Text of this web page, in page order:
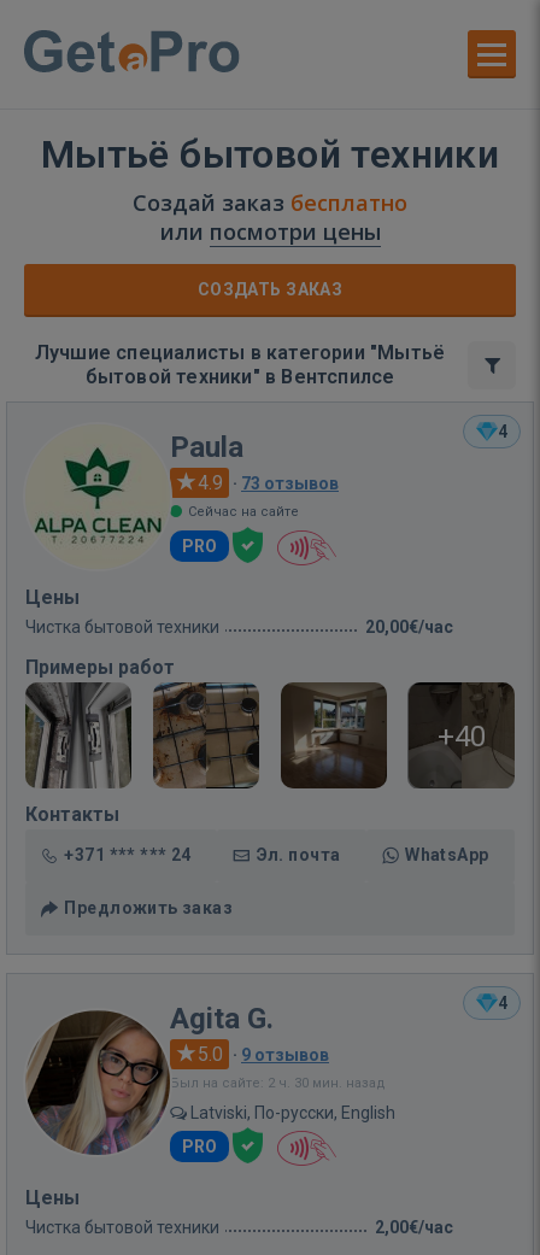
Мытьё бытовой техники
Создай заказ бесплатно
или посмотри цены
СОЗДАТЬ ЗАКАЗ
Лучшие специалисты в категории "Мытьё
бытовой техники" в Вентспилсе
4
Paula
4.9 · 73 отзывов
Сейчас на сайте
PRO
Цены
Чистка бытовой техники 20,00€/час
Примеры работ
+40
Контакты
+371 *** *** 24 Эл. почта WhatsApp
Предложить заказ
4
Agita G.
5.0 · 9 отзывов
Был на сайте: 2 ч. 30 мин. назад
Latviski, По-русски, English
PRO
Цены
Чистка бытовой техники 2,00€/час